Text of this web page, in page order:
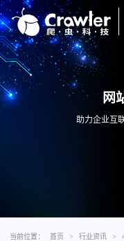
网
助力企业互
当前位置： 首页 > 行业资讯 >